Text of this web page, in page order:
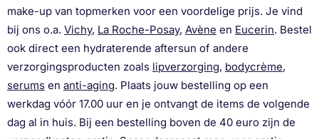
make-up van topmerken voor een voordelige prijs. Je vind
bij ons o.a. Vichy, La Roche-Posay, Avène en Eucerin. Bestel
ook direct een hydraterende aftersun of andere
verzorgingsproducten zoals lipverzorging, bodycrème,
serums en anti-aging. Plaats jouw bestelling op een
werkdag vóór 17.00 uur en je ontvangt de items de volgende
dag al in huis. Bij een bestelling boven de 40 euro zijn de